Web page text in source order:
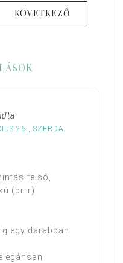
KÖVETKEZŐ
26., SZERDA,
felső,
(brrr)
egy darabban